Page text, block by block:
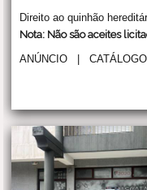
Direito ao quinhão
Nota: Não são aceites
ANÚNCIO |CATÁLOGO